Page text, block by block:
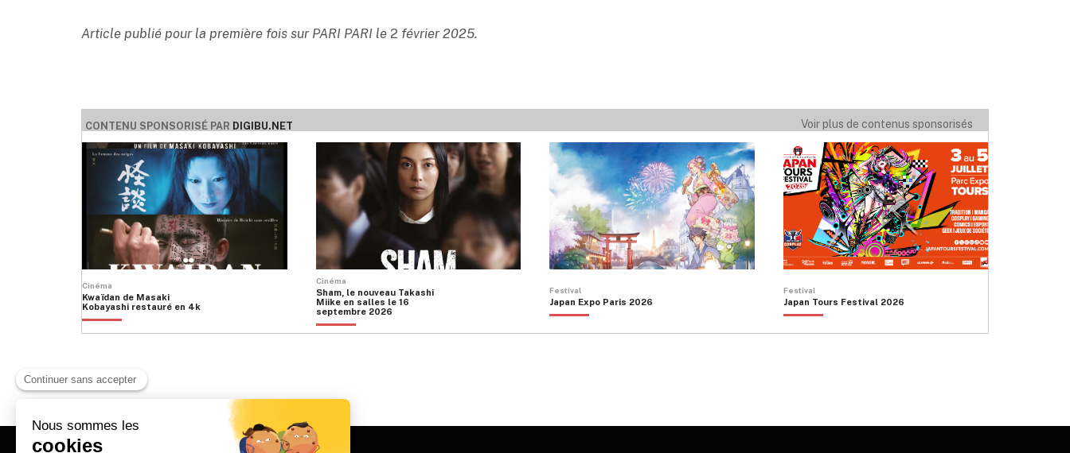
Article publié pour la première fois sur PARI PARI le 2 février 2025.
CONTENU SPONSORISÉ PAR DIGIBU.NET Voir plus de contenus sponsorisés
Cinéma
Kwaïdan de Masaki
Kobayashi restauré en 4k
Cinéma
Sham, le nouveau Takashi
Miike en salles le 16
septembre 2026
Festival
Japan Expo Paris 2026
Festival
Japan Tours Festival 2026